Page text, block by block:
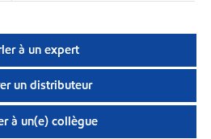
à un expert
un distributeur
à un(e) collègue